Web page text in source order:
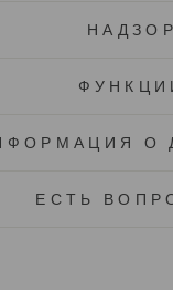
НАДЗОР
О
ЕСТЬ